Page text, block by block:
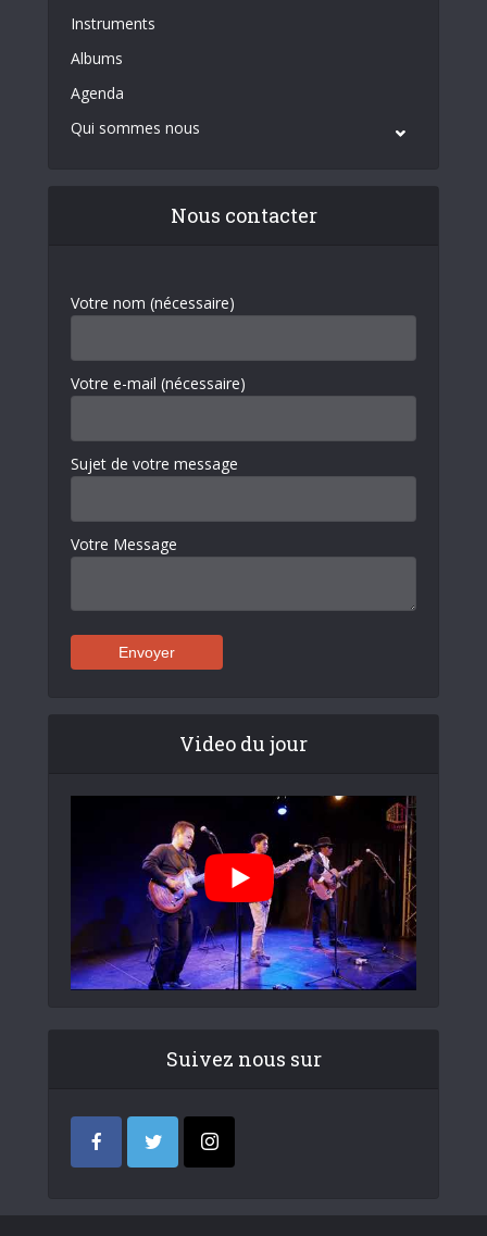
Instruments
Albums
Agenda
Qui sommes nous
Nous contacter
Votre nom (nécessaire)
Votre e-mail (nécessaire)
Sujet de votre message
Votre Message
Video du jour
Suivez nous sur